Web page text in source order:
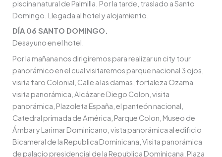
piscina natural de Palmilla. Por la tarde, traslado a Santo
Domingo. Llegada al hotel y alojamiento.
DÍA 06 SANTO DOMINGO.
Desayuno en el hotel.
Por la mañana nos dirigiremos para realizar un city tour
panorámico en el cual visitaremos parque nacional 3 ojos,
visita faro Colonial, Calle a las damas, fortaleza Ozama
visita panorámica, Alcázar e Diego Colon, visita
panorámica, Plazoleta España, el panteón nacional,
Catedral primada de América, Parque Colon, Museo de
Ámbar y Larimar Dominicano, vista panorámica al edificio
Bicameral de la Republica Dominicana, Visita panorámica
de palacio presidencial de la Republica Dominicana, Plaza